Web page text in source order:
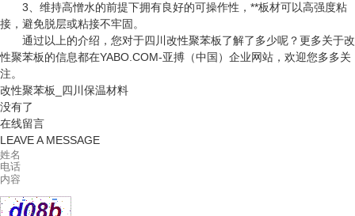
3、维持高憎水的前提下拥有良好的可操作性，**板材可以高强度粘
接，避免脱层或粘接不牢固。
通过以上的介绍，您对于四川改性聚苯板了解了多少呢？更多关于改
性聚苯板的信息都在YABO.COM-亚搏（中国）企业网站，欢迎您多多关
注。
改性聚苯板_四川保温材料
没有了
在线留言
LEAVE A MESSAGE